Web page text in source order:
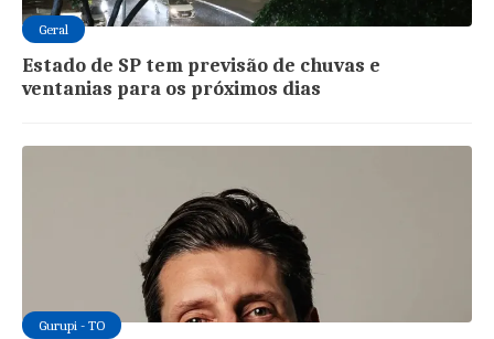
Geral
Estado de SP tem previsão de chuvas e
ventanias para os próximos dias
Gurupi - TO